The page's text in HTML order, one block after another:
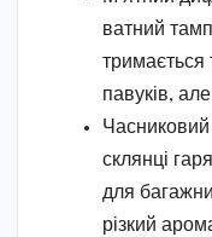
ватний
тримається
павуків,
Часниковий
склянці
для
різкий